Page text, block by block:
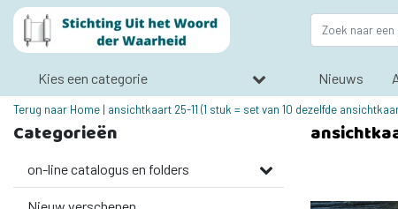
Kies een categorie Nieuws
Terug naar Home | ansichtkaart 25-11 (1 stuk = set van 10 dezelfde
Categorieën
on-line catalogus en folders